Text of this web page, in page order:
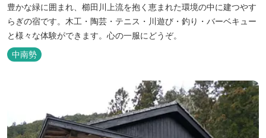
豊かな緑に囲まれ、櫛田川上流を抱く恵まれた環境の中に建つやす
らぎの宿です。木工・陶芸・テニス・川遊び・釣り・バーベキュー
と様々な体験ができます。心の一服にどうぞ。
中南勢